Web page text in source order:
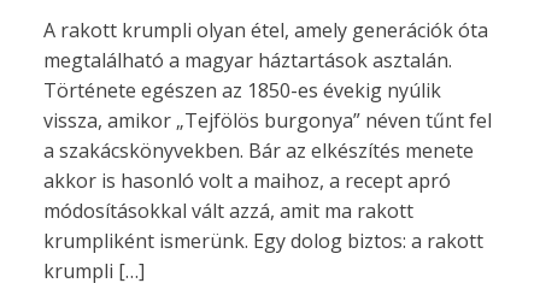
A rakott krumpli olyan étel, amely generációk óta
megtalálható a magyar háztartások asztalán.
Története egészen az 1850-es évekig nyúlik
vissza, amikor „Tejfölös burgonya” néven tűnt fel
a szakácskönyvekben. Bár az elkészítés menete
akkor is hasonló volt a maihoz, a recept apró
módosításokkal vált azzá, amit ma rakott
krumpliként ismerünk. Egy dolog biztos: a rakott
krumpli […]